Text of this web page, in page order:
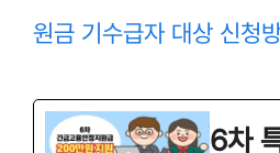
원금 기수급자 대상 신청
6차